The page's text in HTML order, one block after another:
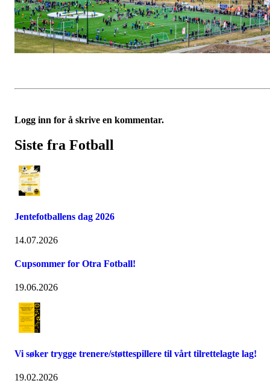
Logg inn for å skrive en kommentar.
Siste fra Fotball
Jentefotballens dag 2026
14.07.2026
Cupsommer for Otra Fotball!
19.06.2026
Vi søker trygge trenere/støttespillere til vårt tilrettelagte lag!
19.02.2026